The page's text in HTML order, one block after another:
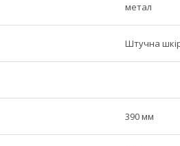
метал
Штучна
390 мм